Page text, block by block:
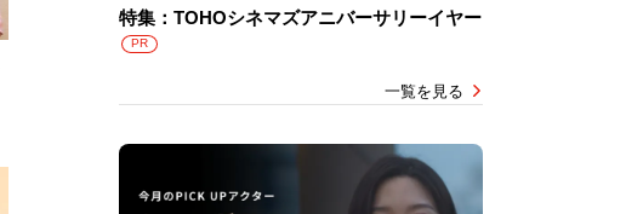
特集：TOHOシネマズアニバーサリーイヤー
PR
一覧を見る